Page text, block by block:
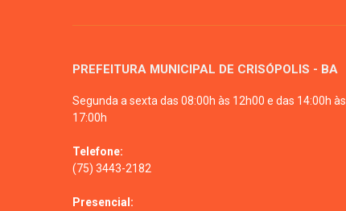
PREFEITURA MUNICIPAL DE CRISÓPOLIS - BA
Segunda a sexta das 08:00h às 12h00 e das 14:00h às
17:00h
Telefone:
(75) 3443-2182
Presencial: